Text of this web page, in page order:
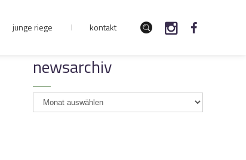
junge riege kontakt
newsarchiv
newsarchiv